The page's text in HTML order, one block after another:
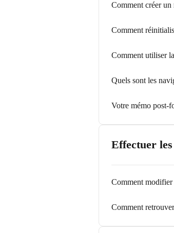
Comment créer un
Comment
Comment utiliser
Quels sont les
Votre mémo post-
Effectuer
Comment modifier
Comment